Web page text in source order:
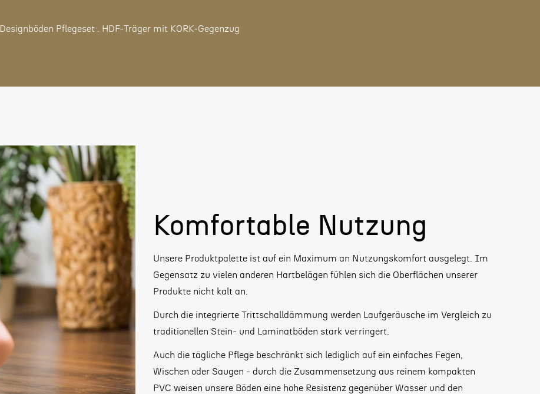
Pflegeset . HDF-Träger mit KORK-Gegenzug
Komfortable Nutzung
Unsere Produktpalette ist auf ein Maximum an Nutzungskomfort ausgelegt. Im
Gegensatz zu vielen anderen Hartbelägen fühlen sich die Oberflächen unserer
Produkte nicht kalt an.
Durch die integrierte Trittschalldämmung werden Laufgeräusche im Vergleich zu
traditionellen Stein- und Laminatböden stark verringert.
Auch die tägliche Pflege beschränkt sich lediglich auf ein einfaches Fegen,
Wischen oder Saugen - durch die Zusammensetzung aus reinem kompakten
PVC weisen unsere Böden eine hohe Resistenz gegenüber Wasser und den